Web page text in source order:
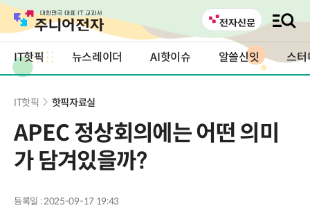
IT핫픽 뉴스레이더 AI핫이슈 알쓸신잇 스터
IT핫픽 핫픽자료실
APEC 정상회의에는 어떤 의미
가 담겨있을까?
등록일 : 2025-09-17 19:43